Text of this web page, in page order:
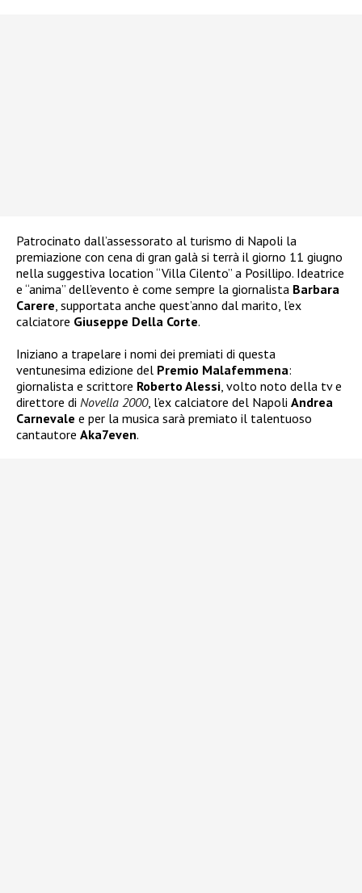
Patrocinato dall’assessorato al turismo di Napoli la
premiazione con cena di gran galà si terrà il giorno 11 giugno
nella suggestiva location “Villa Cilento” a Posillipo. Ideatrice
e “anima” dell’evento è come sempre la giornalista Barbara
Carere, supportata anche quest’anno dal marito, l’ex
calciatore Giuseppe Della Corte.
Iniziano a trapelare i nomi dei premiati di questa
ventunesima edizione del Premio Malafemmena:
giornalista e scrittore Roberto Alessi, volto noto della tv e
direttore di Novella 2000, l’ex calciatore del Napoli Andrea
Carnevale e per la musica sarà premiato il talentuoso
cantautore Aka7even.